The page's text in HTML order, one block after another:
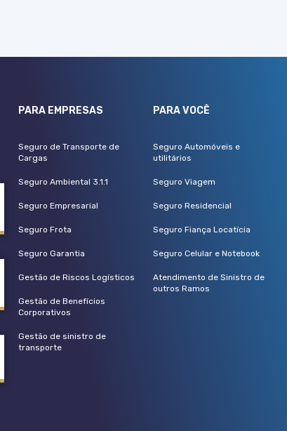
PARA EMPRESAS
Seguro de Transporte de
Cargas
Seguro Ambiental 3.1.1
Seguro Empresarial
Seguro Frota
Seguro Garantia
Gestão de Riscos Logísticos
Gestão de Benefícios
Corporativos
Gestão de sinistro de
transporte
PARA VOCÊ
Seguro Automóveis e
utilitários
Seguro Viagem
Seguro Residencial
Seguro Fiança Locatícia
Seguro Celular e Notebook
Atendimento de Sinistro de
outros Ramos